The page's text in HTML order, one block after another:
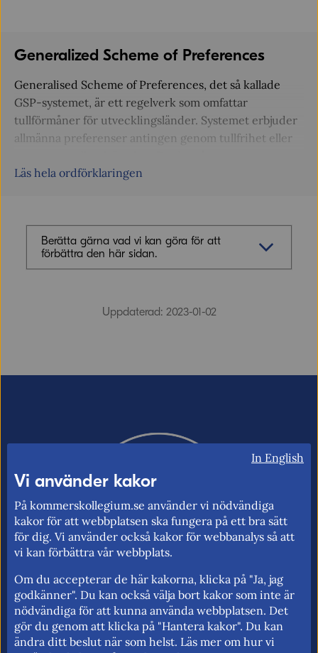
Generalized Scheme of Preferences
Generalised Scheme of Preferences, det så kallade
GSP-systemet, är ett regelverk som omfattar
tullförmåner för utvecklingsländer. Systemet erbjuder
allmänna preferenser antingen genom tullfrihet eller
förmånsarrangemang, ett bas-GSP, en
Arms (EBA) som innebär tullfrihet för MUL för allt utom
vapen och ammunition. För konkurrenskraftiga
upphävas för länder som till exempel tillämpar
termer, begrepp och förkortningar.
Alla A B C D E
F
G
H I J K L M N
O
P
Q R S T U V W
X
Y
Z Å Ä Ö
Läs hela ordförklaringen
Berätta gärna vad vi kan göra för att
förbättra den här sidan.
Ordverifiering Uppdatera captcha
Skicka
Uppdaterad: 2023-01-02
Kommerskollegium – Sveriges myndighet
In English
Vi använder kakor
På kommerskollegium.se använder vi nödvändiga
kakor för att webbplatsen ska fungera på ett bra sätt
för dig. Vi använder också kakor för webbanalys så att
vi kan förbättra vår webbplats.
Om du accepterar de här kakorna, klicka på "Ja, jag
godkänner". Du kan också välja bort kakor som inte är
nödvändiga för att kunna använda webbplatsen. Det
gör du genom att klicka på "Hantera kakor". Du kan
ändra ditt beslut när som helst. Läs mer om hur vi